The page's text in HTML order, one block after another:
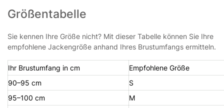
Größentabelle
Sie kennen Ihre Größe nicht? Mit dieser Tabelle können Sie Ihre
empfohlene Jackengröße anhand Ihres Brustumfangs ermitteln.
Ihr Brustumfang in cm
Empfohlene Größe
90–95 cm
S
95–100 cm
M